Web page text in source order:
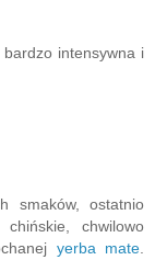
intensywna i
smaków, ostatnio
chwilowo
yerba mate